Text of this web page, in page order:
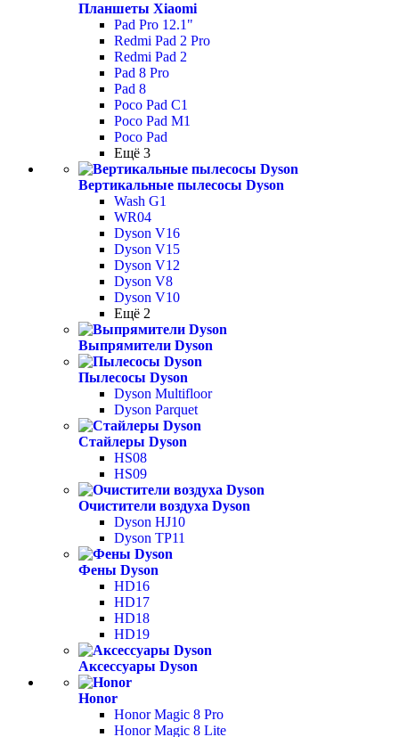
Планшеты Xiaomi
Pad Pro 12.1"
Redmi Pad 2 Pro
Redmi Pad 2
Pad 8 Pro
Pad 8
Poco Pad С1
Poco Pad M1
Poco Pad
Ещё 3
Вертикальные пылесосы Dyson
Wash G1
WR04
Dyson V16
Dyson V15
Dyson V12
Dyson V8
Dyson V10
Ещё 2
Выпрямители Dyson
Пылесосы Dyson
Dyson Multifloor
Dyson Parquet
Стайлеры Dyson
HS08
HS09
Очистители воздуха Dyson
Dyson HJ10
Dyson TP11
Фены Dyson
HD16
HD17
HD18
HD19
Аксессуары Dyson
Honor
Honor Magic 8 Pro
Honor Magic 8 Lite